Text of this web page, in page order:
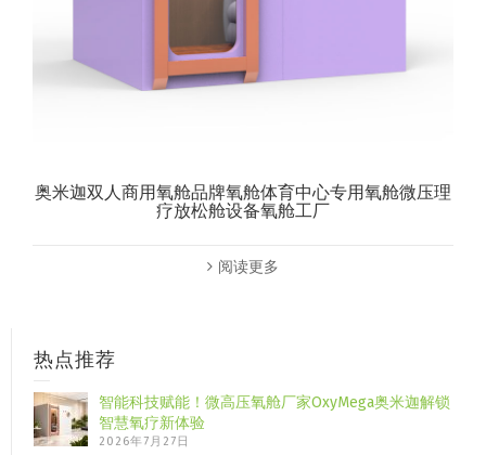
奥米迦双人商用氧舱品牌氧舱体育中心专用氧舱微压理
疗放松舱设备氧舱工厂
阅读更多
热点推荐
智能科技赋能！微高压氧舱厂家OxyMega奥米迦解锁
智慧氧疗新体验
2026年7月27日